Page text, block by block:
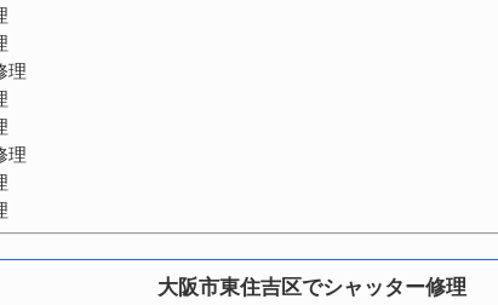
理
理
大阪市東住吉区でシャッター修理